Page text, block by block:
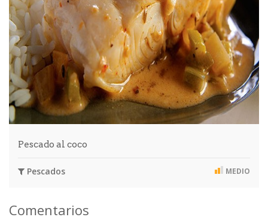
Pescado al coco
Pescados MEDIO
Comentarios